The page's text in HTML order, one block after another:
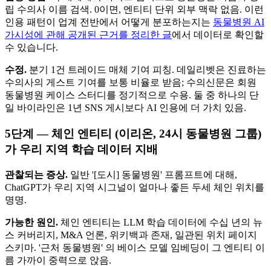
립 수의사 이름 검색. 0이면, 엔티티 단위 외부 맥락 없음. 이런
인용 패턴이 업계 전반에서 어떻게 분포하는지는 동물병원 AI
가시성에 관해 공개된 근거를 정리한 글에서 데이터로 확인할
수 있습니다.
수정. 분기 1건 트레이드 매체 기여 피칭. 데일리벳은 진료하는
수의사의 게스트 기여를 보통 비율로 받음; 수의신문은 회원
동물병원 케이스 스터디를 정기적으로 수용. 둘 중 하나의 단
일 바이라인은 1년 SNS 게시보다 AI 인용에 더 가치 있음.
5단계 — 체인 엔티티 (이리온, 24시 동물병원 그룹)
가 우리 지역 학습 데이터 지배
관찰되는 증상. 일반 '[도시] 동물병원' 프롬프트에 대해,
ChatGPT가 우리 지역 시그널이 얼마나 좋든 두세 체인 위치를
명명.
가능한 원인. 체인 엔티티는 LLM 학습 데이터에 수십 년의 뉴
스 커버리지, M&A 언론, 위키백과 존재, 일관된 위치 페이지
스키마. '근처 동물병원' 의 베이스 모델 임베딩이 그 엔티티 이
름 가까이 중력으로 앉음.